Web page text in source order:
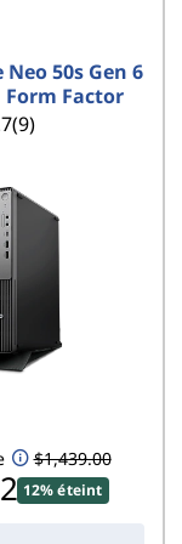
50s Gen 6
Factor
(9)
$1,439.00
12% éteint